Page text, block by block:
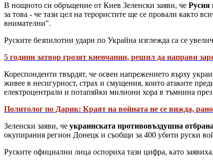
В нощното си обръщение от Киев Зеленски заяви, че Русия
за това - че тази цел на терористите ще се провали както
внимателни".
Руските безпилотни удари по Украйна изглежда са се
5 години затвор грозят киевчанин, решил да направи
Кореспонденти твърдят, че освен напрежението върху
живее в несигурност, страх и смущения, които атаките
електроцентрали и потапяйки милиони хора в тъмнина през
Политолог по Дарик: Краят на войната не се вижда,
Зеленски заяви, че украинската противовъздушна
окупирания регион Донецк и съобщи за 400 убити руски
Руските официални лица оспориха тази цифра, като